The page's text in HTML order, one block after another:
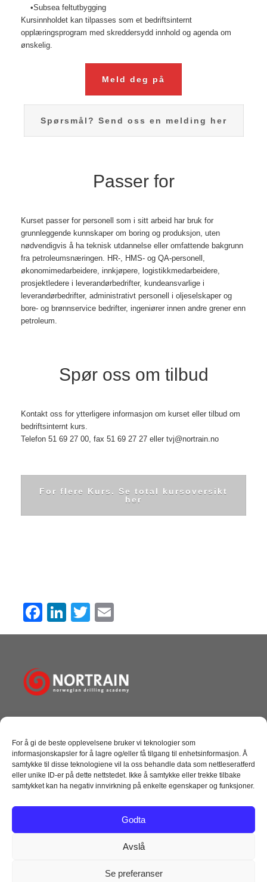
For å gi de beste opplevelsene bruker vi teknologier som
informasjonskapsler for å lagre og/eller få tilgang til enhetsinformasjon. Å
samtykke til disse teknologiene vil la oss behandle data som nettleseratferd
eller unike ID-er på dette nettstedet. Ikke å samtykke eller trekke tilbake
samtykket kan ha negativ innvirkning på enkelte egenskaper og funksjoner.
Godta
Avslå
Se preferanser
•Subsea feltutbygging
Kursinnholdet kan tilpasses som et bedriftsinternt
opplæringsprogram med skreddersydd innhold og agenda om
ønskelig.
Meld deg på
Spørsmål? Send oss en melding her
Passer for
Kurset passer for personell som i sitt arbeid har bruk for
grunnleggende kunnskaper om boring og produksjon, uten
nødvendigvis å ha teknisk utdannelse eller omfattende bakgrunn
fra petroleumsnæringen. HR-, HMS- og QA-personell,
økonomimedarbeidere, innkjøpere, logistikkmedarbeidere,
prosjektledere i leverandørbedrifter, kundeansvarlige i
leverandørbedrifter, administrativt personell i oljeselskaper og
bore- og brønnservice bedrifter, ingeniører innen andre grener enn
petroleum.
Spør oss om tilbud
Kontakt oss for ytterligere informasjon om kurset eller tilbud om
bedriftsinternt kurs.
Telefon 51 69 27 00, fax 51 69 27 27 eller tvj@nortrain.no
For flere Kurs. Se total kursoversikt
her
F
a
e
b
k
Li
n
e
dI
T
wi
er
m
Tangen 10, Dusavik
4072 Randaberg
+ 47 51 69 27 00
post@nortrain.no